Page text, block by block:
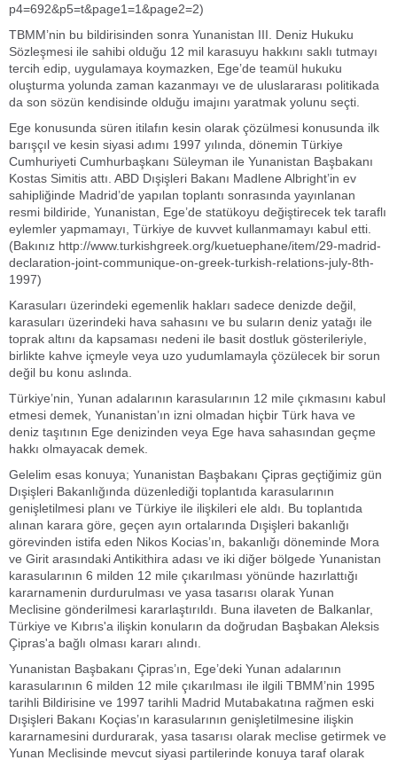
p4=692&p5=t&page1=1&page2=2)
TBMM’nin bu bildirisinden sonra Yunanistan III. Deniz Hukuku
Sözleşmesi ile sahibi olduğu 12 mil karasuyu hakkını saklı tutmayı
tercih edip, uygulamaya koymazken, Ege’de teamül hukuku
oluşturma yolunda zaman kazanmayı ve de uluslararası politikada
da son sözün kendisinde olduğu imajını yaratmak yolunu seçti.
Ege konusunda süren itilafın kesin olarak çözülmesi konusunda ilk
barışçıl ve kesin siyasi adımı 1997 yılında, dönemin Türkiye
Cumhuriyeti Cumhurbaşkanı Süleyman ile Yunanistan Başbakanı
Kostas Simitis attı. ABD Dışişleri Bakanı Madlene Albright’in ev
sahipliğinde Madrid’de yapılan toplantı sonrasında yayınlanan
resmi bildiride, Yunanistan, Ege’de statükoyu değiştirecek tek taraflı
eylemler yapmamayı, Türkiye de kuvvet kullanmamayı kabul etti.
(Bakınız http://www.turkishgreek.org/kuetuephane/item/29-madrid-
declaration-joint-communique-on-greek-turkish-relations-july-8th-
1997)
Karasuları üzerindeki egemenlik hakları sadece denizde değil,
karasuları üzerindeki hava sahasını ve bu suların deniz yatağı ile
toprak altını da kapsaması nedeni ile basit dostluk gösterileriyle,
birlikte kahve içmeyle veya uzo yudumlamayla çözülecek bir sorun
değil bu konu aslında.
Türkiye’nin, Yunan adalarının karasularının 12 mile çıkmasını kabul
etmesi demek, Yunanistan’ın izni olmadan hiçbir Türk hava ve
deniz taşıtının Ege denizinden veya Ege hava sahasından geçme
hakkı olmayacak demek.
Gelelim esas konuya; Yunanistan Başbakanı Çipras geçtiğimiz gün
Dışişleri Bakanlığında düzenlediği toplantıda karasularının
genişletilmesi planı ve Türkiye ile ilişkileri ele aldı. Bu toplantıda
alınan karara göre, geçen ayın ortalarında Dışişleri bakanlığı
görevinden istifa eden Nikos Kocias’ın, bakanlığı döneminde Mora
ve Girit arasındaki Antikithira adası ve iki diğer bölgede Yunanistan
karasularının 6 milden 12 mile çıkarılması yönünde hazırlattığı
kararnamenin durdurulması ve yasa tasarısı olarak Yunan
Meclisine gönderilmesi kararlaştırıldı. Buna ilaveten de Balkanlar,
Türkiye ve Kıbrıs'a ilişkin konuların da doğrudan Başbakan Aleksis
Çipras'a bağlı olması kararı alındı.
Yunanistan Başbakanı Çipras’ın, Ege’deki Yunan adalarının
karasularının 6 milden 12 mile çıkarılması ile ilgili TBMM’nin 1995
tarihli Bildirisine ve 1997 tarihli Madrid Mutabakatına rağmen eski
Dışişleri Bakanı Koçias’ın karasularının genişletilmesine ilişkin
kararnamesini durdurarak, yasa tasarısı olarak meclise getirmek ve
Yunan Meclisinde mevcut siyasi partilerinde konuya taraf olarak